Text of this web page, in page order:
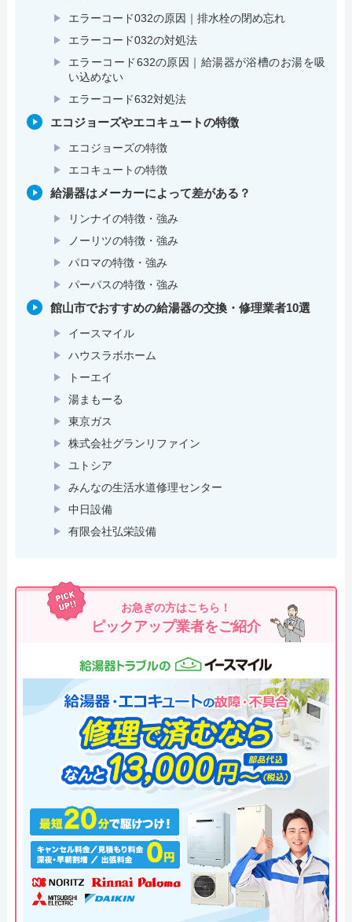
エラーコード032の原因｜排水栓の閉め忘れ
エラーコード032の対処法
エラーコード632の原因｜給湯器が浴槽のお湯を吸
い込めない
エラーコード632対処法
エコジョーズやエコキュートの特徴
エコジョーズの特徴
エコキュートの特徴
給湯器はメーカーによって差がある？
リンナイの特徴・強み
ノーリツの特徴・強み
パロマの特徴・強み
パーパスの特徴・強み
館山市でおすすめの給湯器の交換・修理業者10選
イースマイル
ハウスラボホーム
トーエイ
湯まもーる
東京ガス
株式会社グランリファイン
ユトシア
みんなの生活⽔道修理センター
中日設備
有限会社弘栄設備
お急ぎの方はこちら！
ピックアップ業者をご紹介